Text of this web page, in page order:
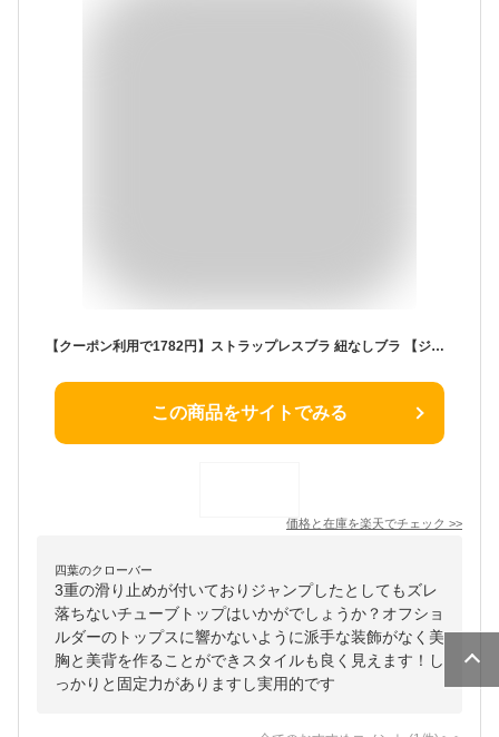
【クーポン利用で1782円】ストラップレスブラ 紐なしブラ 【ジャンプでもズレ落ちず測定済・三重滑り止め】【体に苦しくない・美胸美背】 脇高 ノンワイヤー 高弾性 チューブトップ 柔らかい シームレスブラ 結婚式 オフショル インナー ブラジャー 寄せブラ バストアップ
この商品をサイトでみる
価格と在庫を楽天でチェック >>
四葉のクローバー
3重の滑り止めが付いておりジャンプしたとしてもズレ
落ちないチューブトップはいかがでしょうか？オフショ
ルダーのトップスに響かないように派手な装飾がなく美
胸と美背を作ることができスタイルも良く見えます！し
っかりと固定力がありますし実用的です